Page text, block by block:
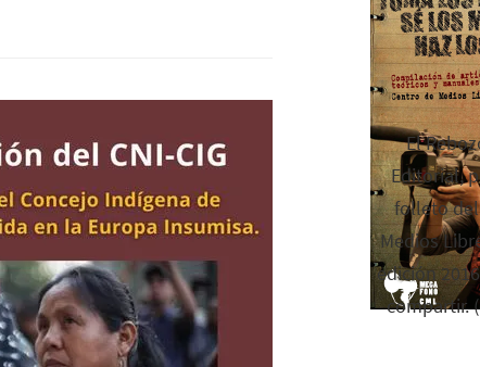
El
Editorial,
folleto
Medios
edición
compartir.